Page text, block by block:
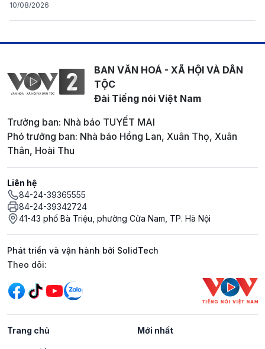
10/08/2026
BAN VĂN HOÁ - XÃ HỘI VÀ DÂN
TỘC
Đài Tiếng nói Việt Nam
Trưởng ban: Nhà báo TUYẾT MAI
Phó trưởng ban: Nhà báo Hồng Lan, Xuân Thọ, Xuân
Thân, Hoài Thu
Liên hệ
84-24-39365555
84-24-39342724
41-43 phố Bà Triệu, phường Cửa Nam, TP. Hà Nội
Phát triển và vận hành bởi SolidTech
Mạng xã hội
Theo dõi:
Trang chủ Mới nhất